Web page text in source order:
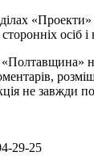
осіб
«Полтавщина»
не завжди
29-25